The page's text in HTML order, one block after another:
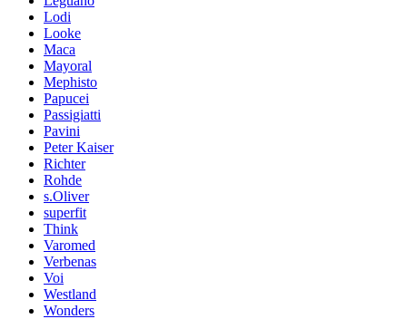
Lodi
Looke
Maca
Mayoral
Mephisto
Papucei
Passigiatti
Pavini
Peter Kaiser
Richter
Rohde
s.Oliver
superfit
Think
Varomed
Verbenas
Voi
Westland
Wonders